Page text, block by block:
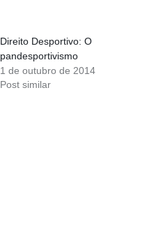
Direito Desportivo: O
pandesportivismo
1 de outubro de 2014
Post similar